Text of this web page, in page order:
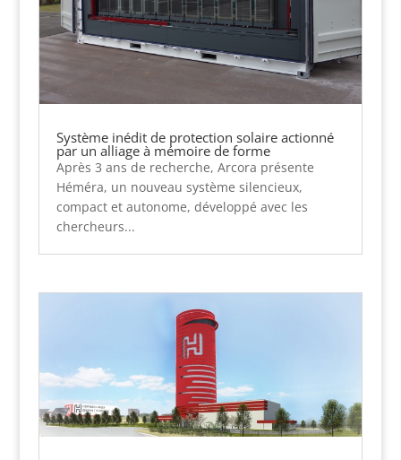
Système inédit de protection solaire actionné
par un alliage à mémoire de forme
Après 3 ans de recherche, Arcora présente
Héméra, un nouveau système silencieux,
compact et autonome, développé avec les
chercheurs...